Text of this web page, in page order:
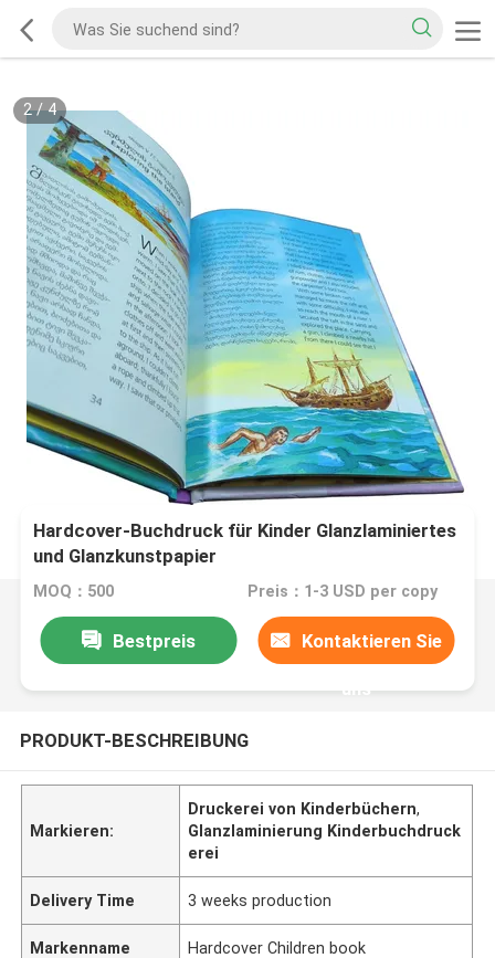
2/4
Hardcover-Buchdruck für Kinder Glanzlaminiertes
und Glanzkunstpapier
MOQ：500 Preis：1-3 USD per copy
Bestpreis Kontaktieren Sie
uns
PRODUKT-BESCHREIBUNG
Markieren:
Druckerei von Kinderbüchern,
Glanzlaminierung Kinderbuchdruck
erei
Delivery Time 3 weeks production
Markenname Hardcover Children book